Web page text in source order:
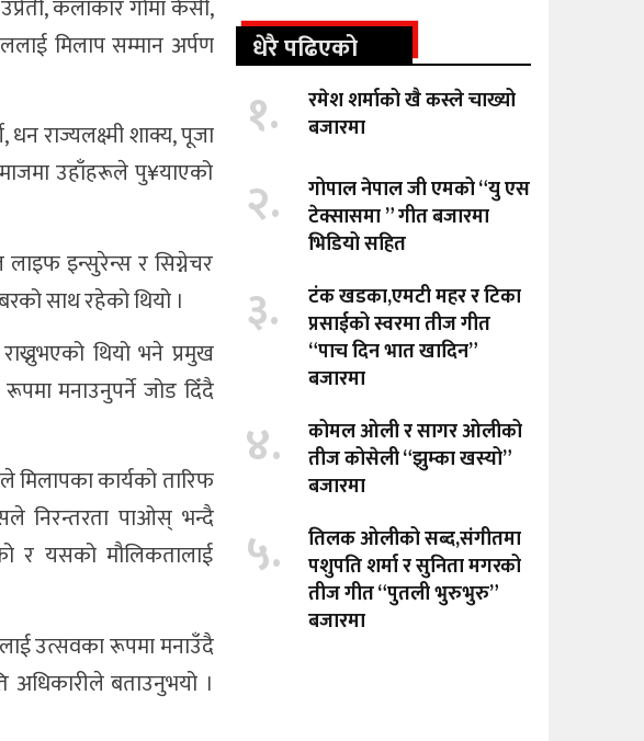
उप्रेती, कलाकार गोमा केसी,
मिलाप सम्मान अर्पण
राज्यलक्ष्मी शाक्य, पूजा
उहाँहरूले पु¥याएको
इन्सुरेन्स र सिग्नेचर
साथ रहेको थियो ।
थियो भने प्रमुख
मनाउनुपर्ने जोड दिँदै
मिलापका कार्यको तारिफ
निरन्तरता पाओस् भन्दै
र यसको मौलिकतालाई
उत्सवका रूपमा मनाउँदै
बताउनुभयो ।
धेरै पढिएको
१.
रमेश शर्माको खै कस्ले चाख्यो
बजारमा
२.
गोपाल नेपाल जी एमको “यु एस
टेक्सासमा ” गीत बजारमा
भिडियो सहित
३.
टंक खडका,एमटी महर र टिका
प्रसाईको स्वरमा तीज गीत
“पाच दिन भात खादिन”
बजारमा
४.
कोमल ओली र सागर ओलीको
तीज कोसेली “झुम्का खस्यो”
बजारमा
५.
तिलक ओलीको सब्द,संगीतमा
पशुपति शर्मा र सुनिता मगरको
तीज गीत “पुतली भुरुभुरु”
बजारमा